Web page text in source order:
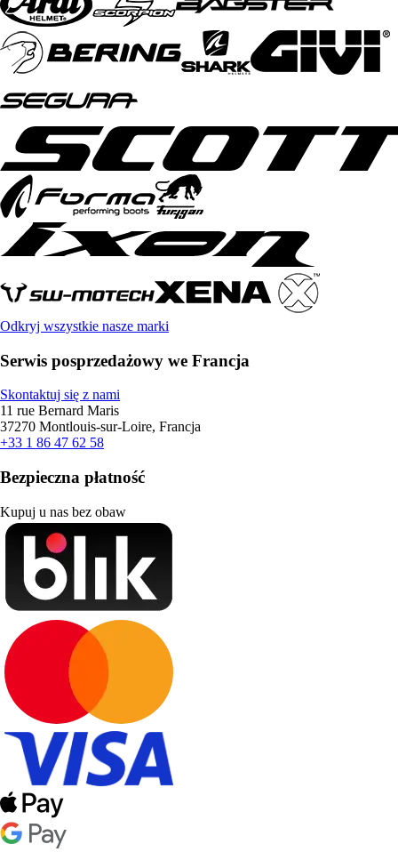
Odkryj wszystkie nasze marki
Serwis posprzedażowy we Francja
Skontaktuj się z nami
11 rue Bernard Maris
37270 Montlouis-sur-Loire, Francja
+33 1 86 47 62 58
Bezpieczna płatność
Kupuj u nas bez obaw